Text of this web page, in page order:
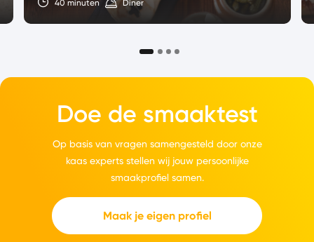
40 minuten Diner
Doe de smaaktest
Op basis van vragen samengesteld door onze
kaas experts stellen wij jouw persoonlijke
smaakprofiel samen.
Maak je eigen profiel